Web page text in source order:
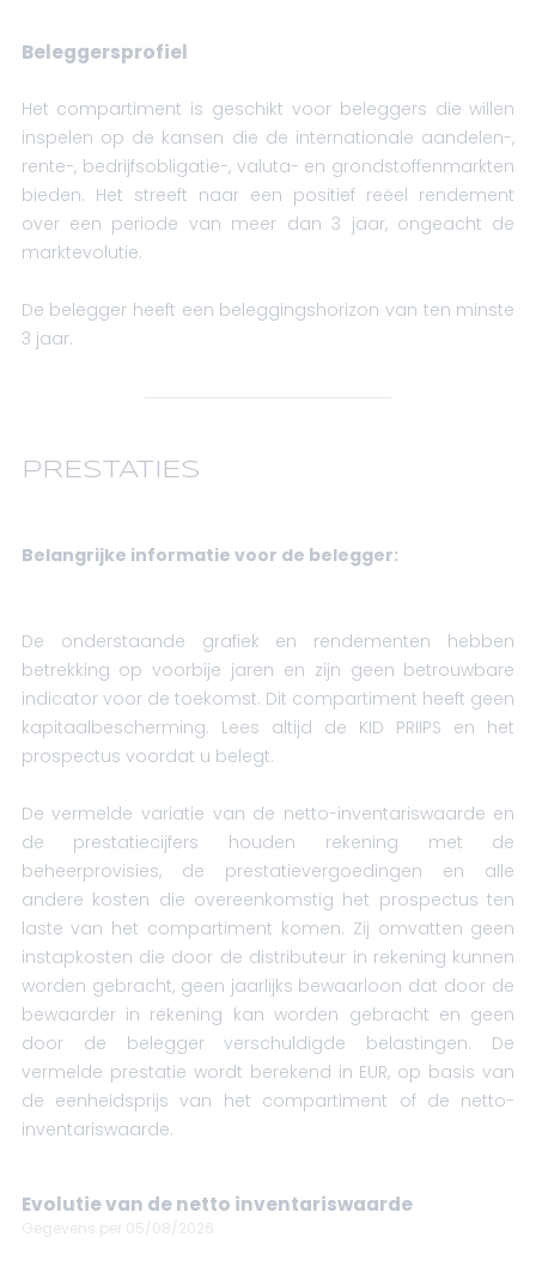
Beleggersprofiel
Het compartiment is geschikt voor beleggers die willen
inspelen op de kansen die de internationale aandelen-,
rente-, bedrijfsobligatie-, valuta- en grondstoffenmarkten
bieden. Het streeft naar een positief reëel rendement
over een periode van meer dan 3 jaar, ongeacht de
marktevolutie.
De belegger heeft een beleggingshorizon van ten minste
3 jaar.
PRESTATIES
Belangrijke informatie voor de belegger:
De onderstaande grafiek en rendementen hebben
betrekking op voorbije jaren en zijn geen betrouwbare
indicator voor de toekomst. Dit compartiment heeft geen
kapitaalbescherming. Lees altijd de KID PRIIPS en het
prospectus voordat u belegt.
De vermelde variatie van de netto-inventariswaarde en
de prestatiecijfers houden rekening met de
beheerprovisies, de prestatievergoedingen en alle
andere kosten die overeenkomstig het prospectus ten
laste van het compartiment komen. Zij omvatten geen
instapkosten die door de distributeur in rekening kunnen
worden gebracht, geen jaarlijks bewaarloon dat door de
bewaarder in rekening kan worden gebracht en geen
door de belegger verschuldigde belastingen. De
vermelde prestatie wordt berekend in EUR, op basis van
de eenheidsprijs van het compartiment of de netto-
inventariswaarde.
Evolutie van de netto inventariswaarde